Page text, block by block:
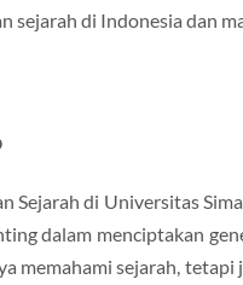
sejarah di Indonesia dan
Sejarah di Universitas
dalam menciptakan
memahami sejarah, tetapi